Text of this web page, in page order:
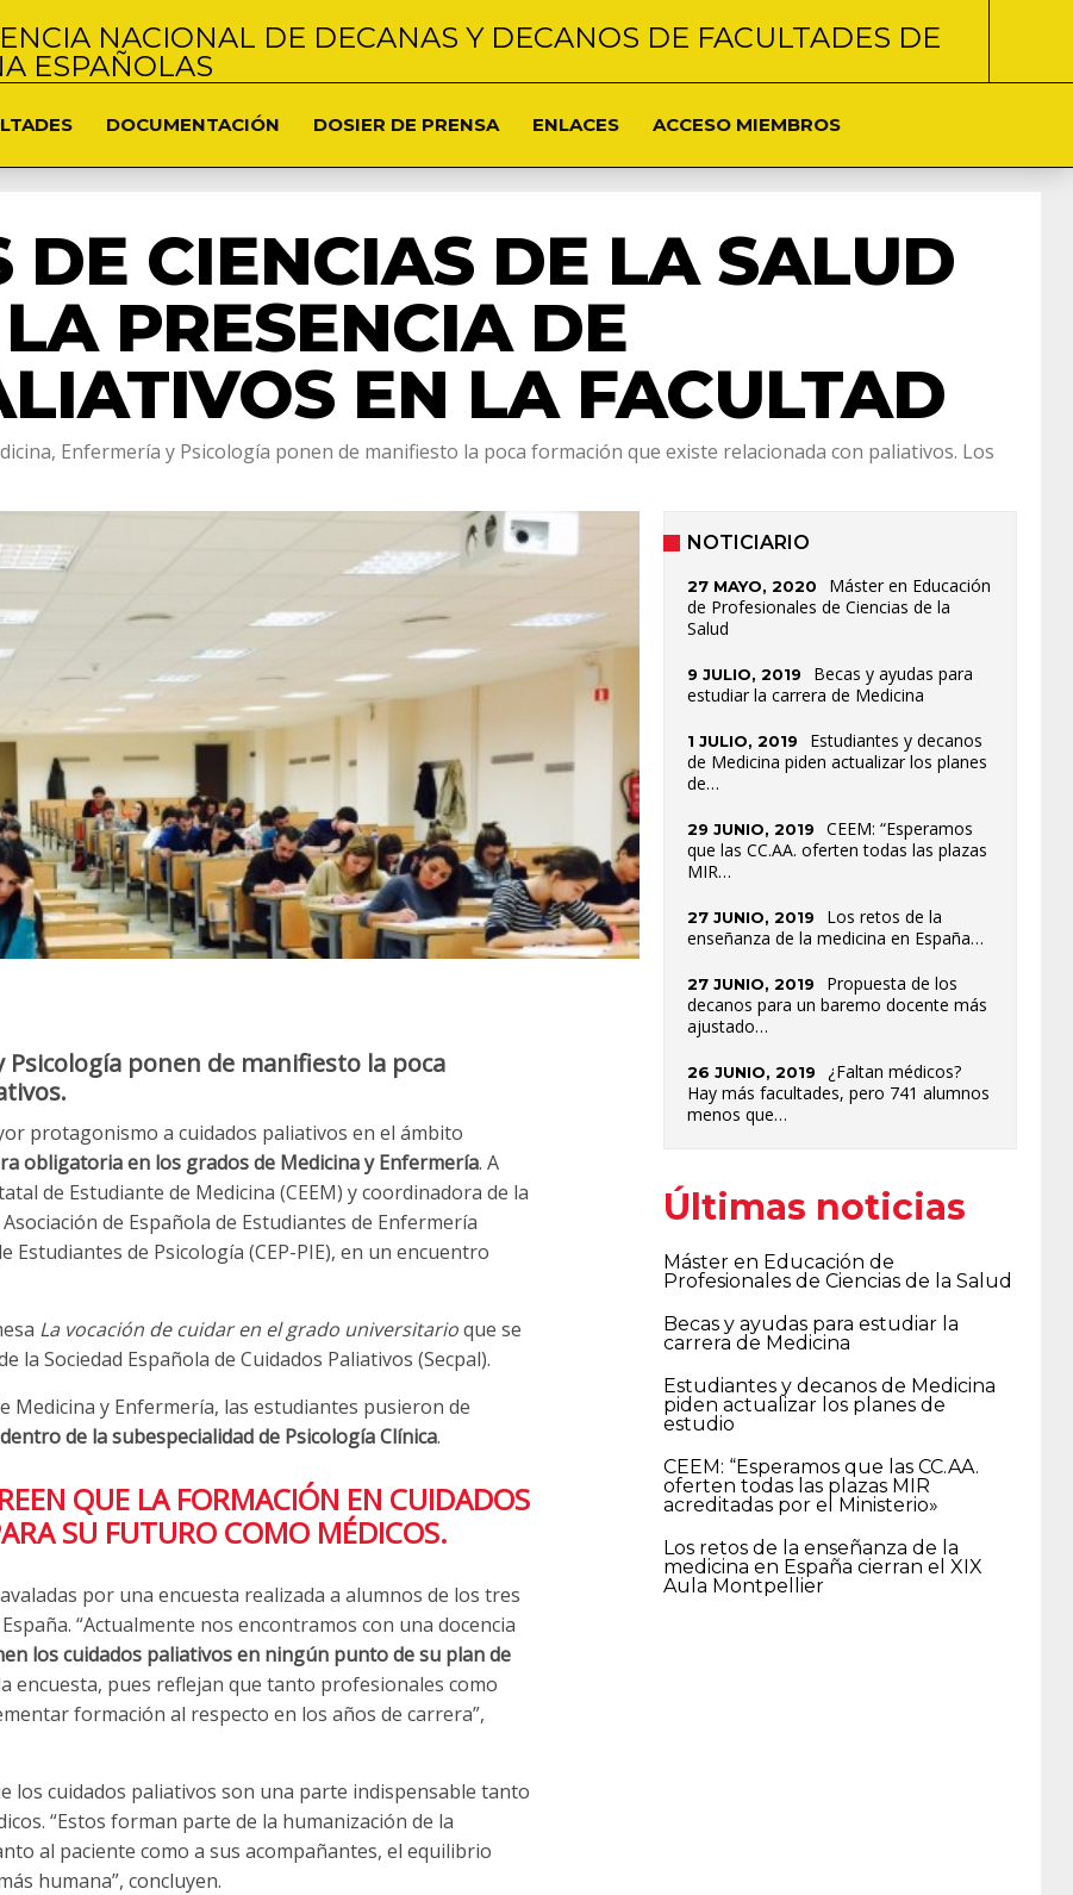
NACIONAL DE DECANAS Y DECANOS DE FACULTADES DE
ESPAÑOLAS
DOCUMENTACIÓN DOSIER DE PRENSA ENLACES ACCESO MIEMBROS
DE CIENCIAS DE LA SALUD
PRESENCIA DE
EN LA FACULTAD
Enfermería y Psicología ponen de manifiesto la poca formación que existe relacionada con paliativos. Los
ponen de manifiesto la poca
protagonismo a cuidados paliativos en el ámbito
obligatoria en los grados de Medicina y Enfermería. A
de Estudiante de Medicina (CEEM) y coordinadora de la
de Española de Estudiantes de Enfermería
Estudiantes de Psicología (CEP-PIE), en un encuentro
La vocación de cuidar en el grado universitarioque se
Sociedad Española de Cuidados Paliativos (Secpal).
Medicina y Enfermería, las estudiantes pusieron de
dentro de la subespecialidad de Psicología Clínica.
QUE LA FORMACIÓN EN CUIDADOS
SU FUTURO COMO MÉDICOS.
por una encuesta realizada a alumnos de los tres
“Actualmente nos encontramos con una docencia
los cuidados paliativos en ningún punto de su plan de
encuesta, pues reflejan que tanto profesionales como
formación al respecto en los años de carrera”,
los cuidados paliativos son una parte indispensable tanto
“Estos forman parte de la humanización de la
al paciente como a sus acompañantes, el equilibrio
humana”, concluyen.
NOTICIARIO
27 MAYO, 2020
Máster en Educación
de Profesionales de Ciencias de la
Salud
9 JULIO, 2019
Becas y ayudas para
estudiar la carrera de Medicina
1 JULIO, 2019
Estudiantes y decanos
de Medicina piden actualizar los planes
de…
29 JUNIO, 2019
CEEM: “Esperamos
que las CC.AA. oferten todas las plazas
MIR…
27 JUNIO, 2019
Los retos de la
enseñanza de la medicina en España…
27 JUNIO, 2019
Propuesta de los
decanos para un baremo docente más
ajustado…
26 JUNIO, 2019
¿Faltan médicos?
Hay más facultades, pero 741 alumnos
menos que…
Últimas noticias
Máster en Educación de
Profesionales de Ciencias de la Salud
Becas y ayudas para estudiar la
carrera de Medicina
Estudiantes y decanos de Medicina
piden actualizar los planes de
estudio
CEEM: “Esperamos que las CC.AA.
oferten todas las plazas MIR
acreditadas por el Ministerio»
Los retos de la enseñanza de la
medicina en España cierran el XIX
Aula Montpellier